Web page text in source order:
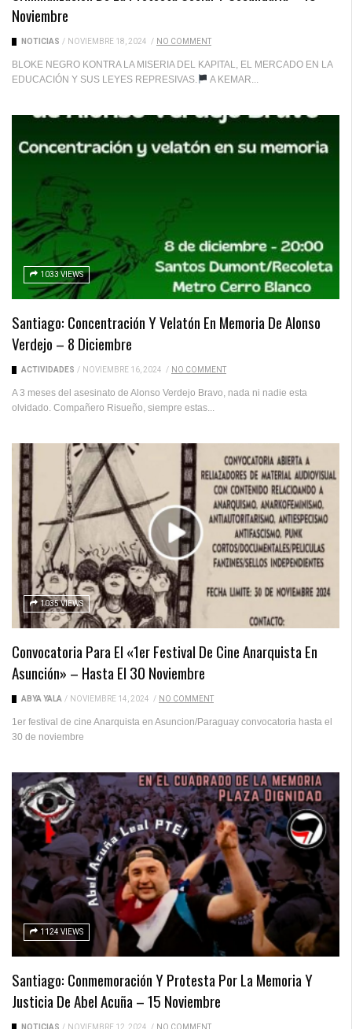
Noviembre
NOTICIAS / NOVIEMBRE 18, 2024 / NO COMMENT
BLOKE NEGRO KONTRA LA MISERIA DEL KAPITAL, EL MERCADO EN LA
EDUCACIÓN Y SUS LEYES REPRESIVAS.
A KEMAR...
1033 VIEWS
Santiago: Concentración Y Velatón En Memoria De Alonso
Verdejo – 8 Diciembre
ACTIVIDADES / NOVIEMBRE 16, 2024 / NO COMMENT
A 3 meses del asesinato de Alonso Verdejo Bravo, nada ni nadie esta
olvidado. Compañero Risueño, siempre estas...
1035 VIEWS
Convocatoria Para El «1er Festival De Cine Anarquista En
Asunción» – Hasta El 30 Noviembre
ABYA YALA / NOVIEMBRE 14, 2024 / NO COMMENT
1er festival de cine Anarquista en Asuncion/Paraguay convocatoria hasta el
30 de noviembre
1124 VIEWS
Santiago: Conmemoración Y Protesta Por La Memoria Y
Justicia De Abel Acuña – 15 Noviembre
NOTICIAS / NOVIEMBRE 12, 2024 / NO COMMENT